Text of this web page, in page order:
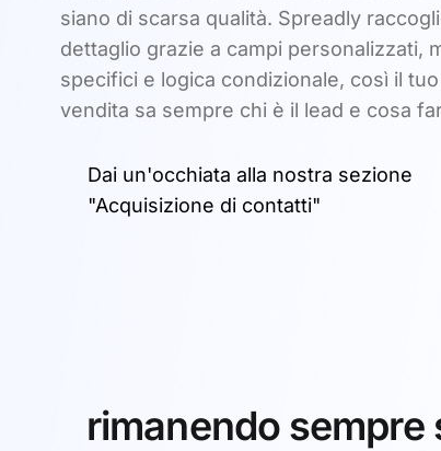
siano di scarsa qualità. Spreadly
dettaglio grazie a campi personalizzati,
specifici e logica condizionale, così il
vendita sa sempre chi è il lead e cosa
Dai un'occhiata alla nostra sezione
"Acquisizione di contatti"
rimanendo